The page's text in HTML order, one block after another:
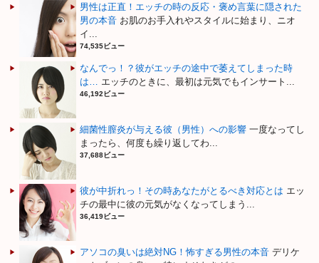
男性は正直！エッチの時の反応・褒め言葉に隠された
男の本音 お肌のお手入れやスタイルに始まり、ニオ
イ...
74,535ビュー
なんでっ！？彼がエッチの途中で萎えてしまった時
は…
エッチのときに、最初は元気でもインサート...
46,192ビュー
細菌性膣炎が与える彼（男性）への影響 一度なってし
まったら、何度も繰り返してわ...
37,688ビュー
彼が中折れっ！その時あなたがとるべき対応とは エッ
チの最中に彼の元気がなくなってしまう...
36,419ビュー
アソコの臭いは絶対NG！怖すぎる男性の本音 デリケ